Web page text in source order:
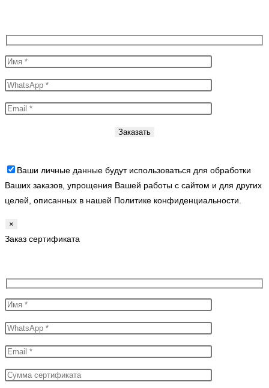
Ваши личные данные будут использоваться для обработки
Ваших заказов, упрощения Вашей работы с сайтом и для других
целей, описанных в нашей Политике конфиденциальности.
×
Заказ сертификата